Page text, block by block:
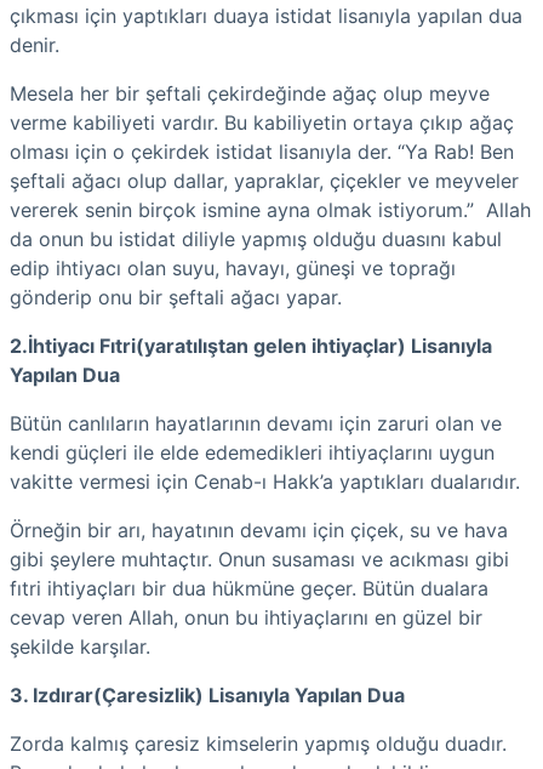
çıkması için yaptıkları duaya istidat lisanıyla yapılan dua
denir.
Mesela her bir şeftali çekirdeğinde ağaç olup meyve
verme kabiliyeti vardır. Bu kabiliyetin ortaya çıkıp ağaç
olması için o çekirdek istidat lisanıyla der. “Ya Rab! Ben
şeftali ağacı olup dallar, yapraklar, çiçekler ve meyveler
vererek senin birçok ismine ayna olmak istiyorum.” Allah
da onun bu istidat diliyle yapmış olduğu duasını kabul
edip ihtiyacı olan suyu, havayı, güneşi ve toprağı
gönderip onu bir şeftali ağacı yapar.
2.İhtiyacı Fıtri(yaratılıştan gelen ihtiyaçlar) Lisanıyla
Yapılan Dua
Bütün canlıların hayatlarının devamı için zaruri olan ve
kendi güçleri ile elde edemedikleri ihtiyaçlarını uygun
vakitte vermesi için Cenab-ı Hakk’a yaptıkları dualarıdır.
Örneğin bir arı, hayatının devamı için çiçek, su ve hava
gibi şeylere muhtaçtır. Onun susaması ve acıkması gibi
fıtri ihtiyaçları bir dua hükmüne geçer. Bütün dualara
cevap veren Allah, onun bu ihtiyaçlarını en güzel bir
şekilde karşılar.
3. Izdırar(Çaresizlik) Lisanıyla Yapılan Dua
Zorda kalmış çaresiz kimselerin yapmış olduğu duadır.